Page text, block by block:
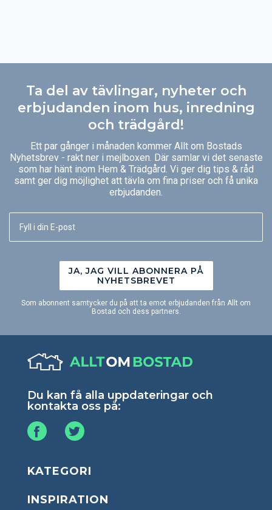
Ta del av tävlingar, nyheter och
erbjudanden inom hus, inredning
och trädgård!
Ett par gånger i månaden kommer Allt om Bostads
Nyhetsbrev - rakt ner i mejlboxen. Där samlar vi det senaste
som har hänt inom Hem & Trädgård. Vi ger dig tips & råd
samt ger dig möjlighet att tävla om fina priser och få unika
erbjudanden.
JA, JAG VILL ABONNERA PÅ
NYHETSBREVET
Som abonnent samtycker du på att ta emot erbjudanden från Allt om
Bostad och dess partners.
Du kan få alla uppdateringar och
kontakta oss på:
KATEGORI
INSPIRATION